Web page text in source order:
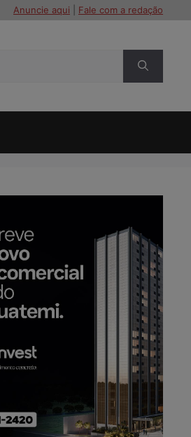
Anuncie aqui Fale com a redação